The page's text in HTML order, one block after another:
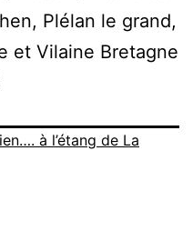
à l’étang de La